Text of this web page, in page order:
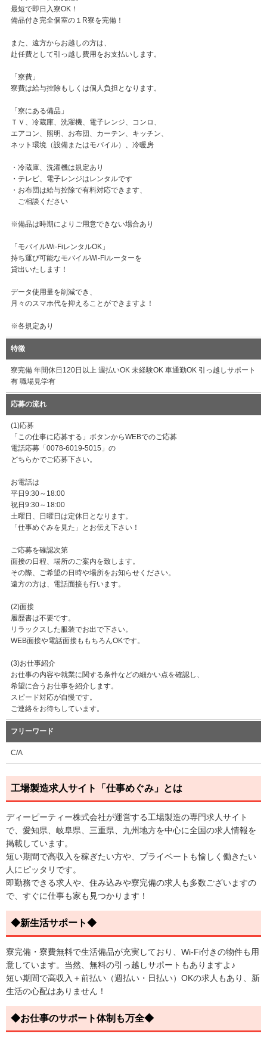
最短で即日入寮OK！
備品付き完全個室の１R寮を完備！
また、遠方からお越しの方は、
赴任費として引っ越し費用をお支払いします。
「寮費」
寮費は給与控除もしくは個人負担となります。
「寮にある備品」
ＴＶ、冷蔵庫、洗濯機、電子レンジ、コンロ、
エアコン、照明、お布団、カーテン、キッチン、
ネット環境（設備またはモバイル）、冷暖房
・冷蔵庫、洗濯機は規定あり
・テレビ、電子レンジはレンタルです
・お布団は給与控除で有料対応できます、
ご相談ください
※備品は時期によりご用意できない場合あり
「モバイルWi-FiレンタルOK」
持ち運び可能なモバイルWi-Fiルーターを
貸出いたします！
データ使用量を削減でき、
月々のスマホ代を抑えることができますよ！
※各規定あり
特徴
寮完備 年間休日120日以上 週払いOK 未経験OK 車通勤OK 引っ越しサポート
有 職場見学有
応募の流れ
(1)応募
「この仕事に応募する」ボタンからWEBでのご応募
電話応募「0078-6019-5015」の
どちらかでご応募下さい。
お電話は
平日9:30～18:00
祝日9:30～18:00
土曜日、日曜日は定休日となります。
「仕事めぐみを見た」とお伝え下さい！
ご応募を確認次第
面接の日程、場所のご案内を致します。
その際、ご希望の日時や場所をお知らせください。
遠方の方は、電話面接も行います。
(2)面接
履歴書は不要です。
リラックスした服装でお出で下さい。
WEB面接や電話面接ももちろんOKです。
(3)お仕事紹介
お仕事の内容や就業に関する条件などの細かい点を確認し、
希望に合うお仕事を紹介します。
スピード対応が自慢です。
ご連絡をお待ちしています。
フリーワード
C/A
工場製造求人サイト「仕事めぐみ」とは
ディーピーティー株式会社が運営する工場製造の専門求人サイト
で、愛知県、岐阜県、三重県、九州地方を中心に全国の求人情報を
掲載しています。
短い期間で高収入を稼ぎたい方や、プライベートも愉しく働きたい
人にピッタリです。
即勤務できる求人や、住み込みや寮完備の求人も多数ございますの
で、すぐに仕事も家も見つかります！
◆新生活サポート◆
寮完備・寮費無料で生活備品が充実しており、Wi-Fi付きの物件も用
意しています。当然、無料の引っ越しサポートもありますよ♪
短い期間で高収入＋前払い（週払い・日払い）OKの求人もあり、新
生活の心配はありません！
◆お仕事のサポート体制も万全◆